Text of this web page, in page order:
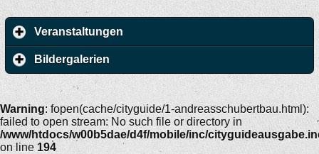
Veranstaltungen
Bildergalerien
Warning: fopen(cache/cityguide/1-andreasschubertbau.html):
failed to open stream: No such file or directory in
/www/htdocs/w00b5dae/d4f/mobile/inc/
on line 194